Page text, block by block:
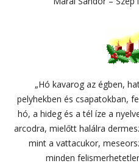
„Hó kavarog az égben,
pelyhekben és csapatokban,
hó, a hideg és a tél íze a
arcodra, mielőtt halálra
mint a vattacukor,
minden